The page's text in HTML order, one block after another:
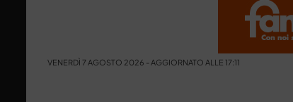
VENERDÌ 7 AGOSTO 2026 - AGGIORNATO ALLE 17:11